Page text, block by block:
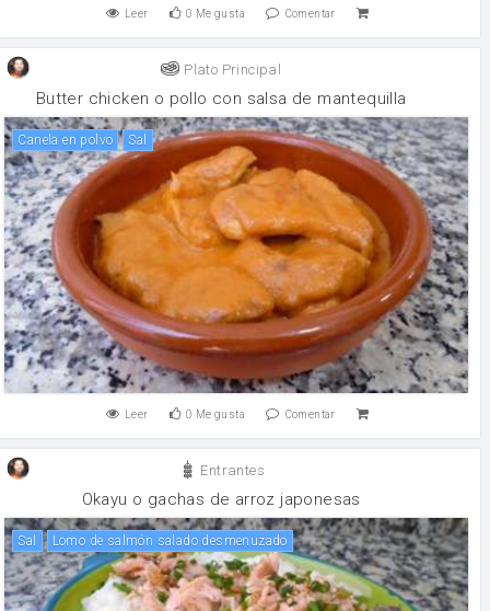
Leer 0 Me gusta Comentar
Plato Principal
Butter chicken o pollo con salsa de mantequilla
canela en polvo sal
Leer 0 Me gusta Comentar
Entrantes
Okayu o gachas de arroz japonesas
sal Lomo de salmón salado desmenuzado